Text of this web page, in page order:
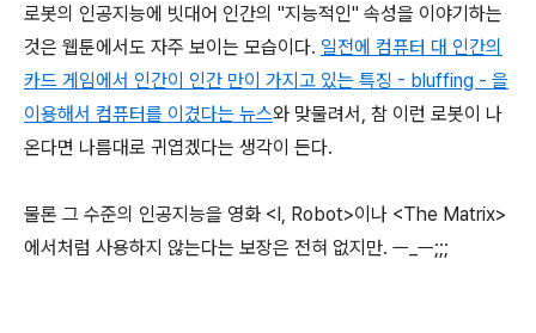
로봇의 인공지능에 빗대어 인간의 "지능적인" 속성을 이야기하는
것은 웹툰에서도 자주 보이는 모습이다. 일전에 컴퓨터 대 인간의
카드 게임에서 인간이 인간 만이 가지고 있는 특징 - bluffing - 을
이용해서 컴퓨터를 이겼다는 뉴스와 맞물려서, 참 이런 로봇이 나
온다면 나름대로 귀엽겠다는 생각이 든다.
물론 그 수준의 인공지능을 영화 <I, Robot>이나 <The Matrix>
에서처럼 사용하지 않는다는 보장은 전혀 없지만. ㅡ_ㅡ;;;